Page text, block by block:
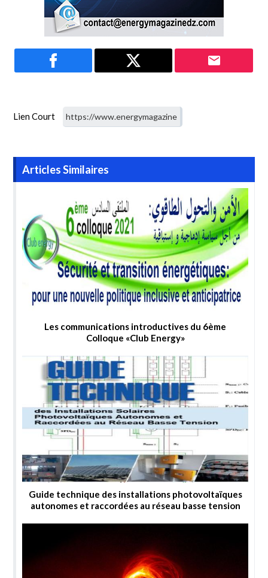
Lien Court
Articles Similaires
Les communications introductives du 6ème
Colloque «Club Energy»
Guide technique des installations photovoltaïques
autonomes et raccordées au réseau basse tension